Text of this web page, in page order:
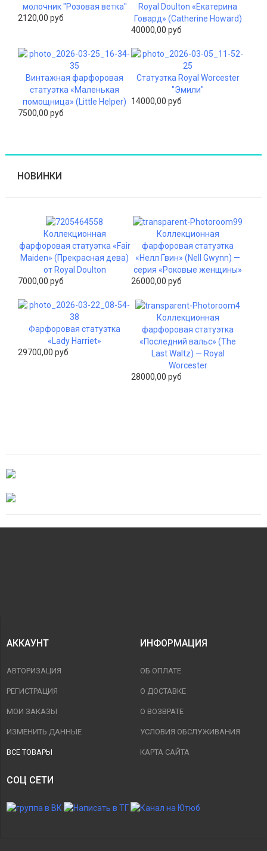
молочник "Розовая ветка"
2120,00 руб
Royal Doulton «Екатерина
Говард» (Catherine Howard)
40000,00 руб
Винтажная фарфоровая
статуэтка «Маленькая
помощница» (Little Helper)
7500,00 руб
Статуэтка Royal Worcester
"Эмили"
14000,00 руб
НОВИНКИ
Коллекционная
фарфоровая статуэтка «Fair
Maiden» (Прекрасная дева)
от Royal Doulton
7000,00 руб
Коллекционная
фарфоровая статуэтка
«Нелл Гвин» (Nell Gwynn) —
серия «Роковые женщины»
26000,00 руб
Фарфоровая статуэтка
«Lady Harriet»
29700,00 руб
Коллекционная
фарфоровая статуэтка
«Последний вальс» (The
Last Waltz) — Royal
Worcester
28000,00 руб
АККАУНТ
АВТОРИЗАЦИЯ
РЕГИСТРАЦИЯ
МОИ ЗАКАЗЫ
ИЗМЕНИТЬ ДАННЫЕ
ВСЕ ТОВАРЫ
ИНФОРМАЦИЯ
ОБ ОПЛАТЕ
О ДОСТАВКЕ
О ВОЗВРАТЕ
УСЛОВИЯ ОБСЛУЖИВАНИЯ
КАРТА САЙТА
СОЦ СЕТИ